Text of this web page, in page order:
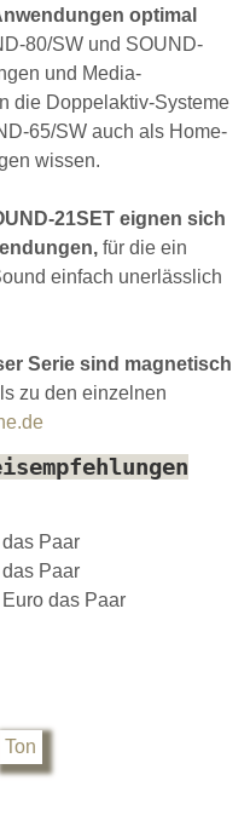
optimal
80/SW und SOUND-
und Media-
die Doppelaktiv-Systeme
65/SW auch als Home-
wissen.
21SET eignen sich
für die ein
einfach unerlässlich
Serie sind magnetisch
zu den einzelnen
Paar
Paar
das Paar
Ton